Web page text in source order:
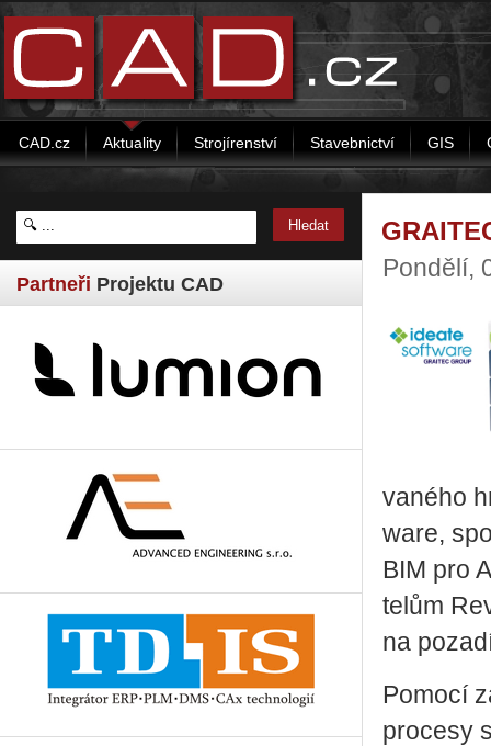
CAD.cz Aktuality Strojírenství Stavebnictví GIS
Partneři Projektu CAD
Pondělí,
va­né­ho
ware,
BIM pro
te­lům
na
Po­mo­cí
pro­ce­sy